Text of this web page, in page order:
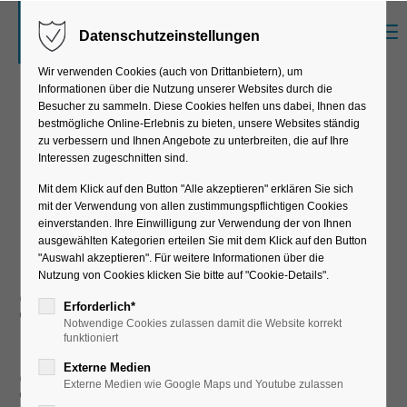
Der Eintrag "offcanvas-col1" existiert leider
nicht.
Der Eintrag "offcanvas-col2" existiert leider
nicht.
Der Eintrag "offcanvas-col3" existiert leider
nicht.
Der Eintrag "offcanvas-col4" existiert leider
nicht.
psb intralogistics GmbH
Mehrstufige
S/4HANA-
Einführung – 1.
Schritt FI/CO
Datenschutzeinstellungen
Wir verwenden Cookies (auch von Drittanbietern), um
Informationen über die Nutzung unserer Websites durch die
Besucher zu sammeln. Diese Cookies helfen uns dabei, Ihnen das
bestmögliche Online-Erlebnis zu bieten, unsere Websites ständig
zu verbessern und Ihnen Angebote zu unterbreiten, die auf Ihre
Interessen zugeschnitten sind.
Mit dem Klick auf den Button "Alle akzeptieren" erklären Sie sich
mit der Verwendung von allen zustimmungspflichtigen Cookies
einverstanden. Ihre Einwilligung zur Verwendung der von Ihnen
ausgewählten Kategorien erteilen Sie mit dem Klick auf den Button
"Auswahl akzeptieren". Für weitere Informationen über die
Nutzung von Cookies klicken Sie bitte auf "Cookie-Details".
Erforderlich*
Notwendige Cookies zulassen damit die Website korrekt
funktioniert
Externe Medien
Externe Medien wie Google Maps und Youtube zulassen